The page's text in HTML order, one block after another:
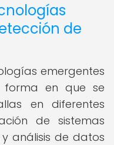
de
emergentes
forma en que se
en diferentes
de sistemas
análisis de datos